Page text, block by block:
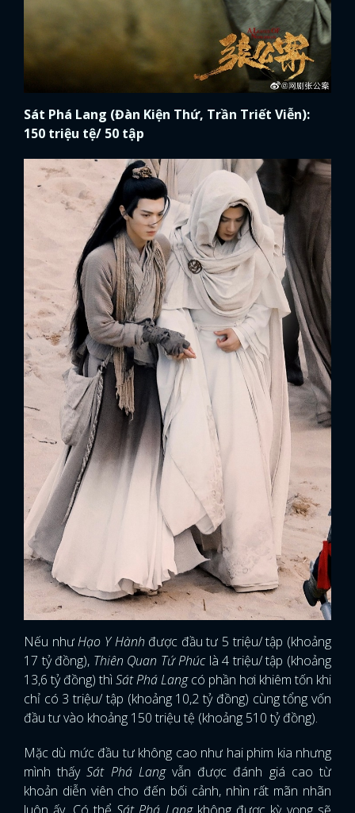
x
ĐĂNG NHẬP
Sát Phá Lang (Đàn Kiện Thứ, Trần Triết Viễn):
150 triệu tệ/ 50 tập
Nếu nhưHạo Y Hành được đầu tư 5 triệu/ tập (khoảng
17 tỷ đồng), Thiên Quan Tứ Phúclà 4 triệu/ tập (khoảng
13,6 tỷ đồng) thìSát Phá Langcó phần hơi khiêm tốn khi
chỉ có 3 triệu/ tập (khoảng 10,2 tỷ đồng) cùng tổng vốn
đầu tư vào khoảng 150 triệu tệ (khoảng 510 tỷ đồng).
Mặc dù mức đầu tư không cao như hai phim kia nhưng
mình thấySát Phá Langvẫn được đánh giá cao từ
khoản diễn viên cho đến bối cảnh, nhìn rất mãn nhãn